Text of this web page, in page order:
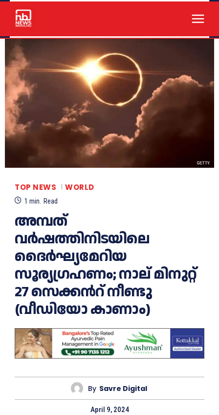
TOP NEWS WORLD
1 min. Read
അമ്പത്
വ‍ര്‍ഷത്തിനിടയിലെ
ദൈര്‍ഘ്യമേറിയ
സൂര്യഗ്രഹണം; നാല് മിനുറ്റ്
27 സെക്കൻറ് നീണ്ടു
(വീഡിയോ കാണാം)
By Savre Digital
April 9, 2024